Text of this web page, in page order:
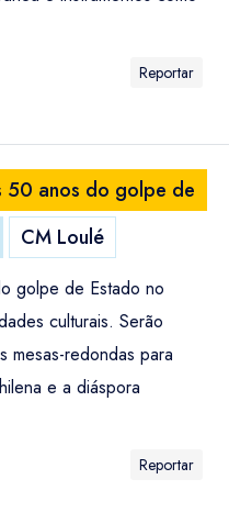
Reportar
50 anos do golpe de
CM Loulé
golpe de Estado no
culturais. Serão
mesas-redondas para
e a diáspora
Reportar